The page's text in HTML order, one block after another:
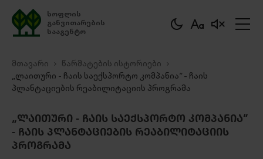
სოფლის
განვითარების
სააგენტო
მთავარი
წარმატების ისტორიები
„ლაითური - ჩაის საექსპორტო კომპანია“ - ჩაის
პლანტაციების რეაბილიტაციის პროგრამა
„ᲚᲐᲘᲗᲣᲠᲘ - ᲩᲐᲘᲡ ᲡᲐᲔᲥᲡᲞᲝᲠᲢᲝ ᲙᲝᲛᲞᲐᲜᲘᲐ“
- ᲩᲐᲘᲡ ᲞᲚᲐᲜᲢᲐᲪᲘᲔᲑᲘᲡ ᲠᲔᲐᲑᲘᲚᲘᲢᲐᲪᲘᲘᲡ
ᲞᲠᲝᲒᲠᲐᲛᲐ